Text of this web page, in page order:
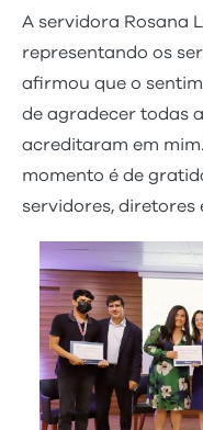
A servidora Rosana
representando os
afirmou que o
de agradecer todas
acreditaram em
momento é de
servidores, diretores